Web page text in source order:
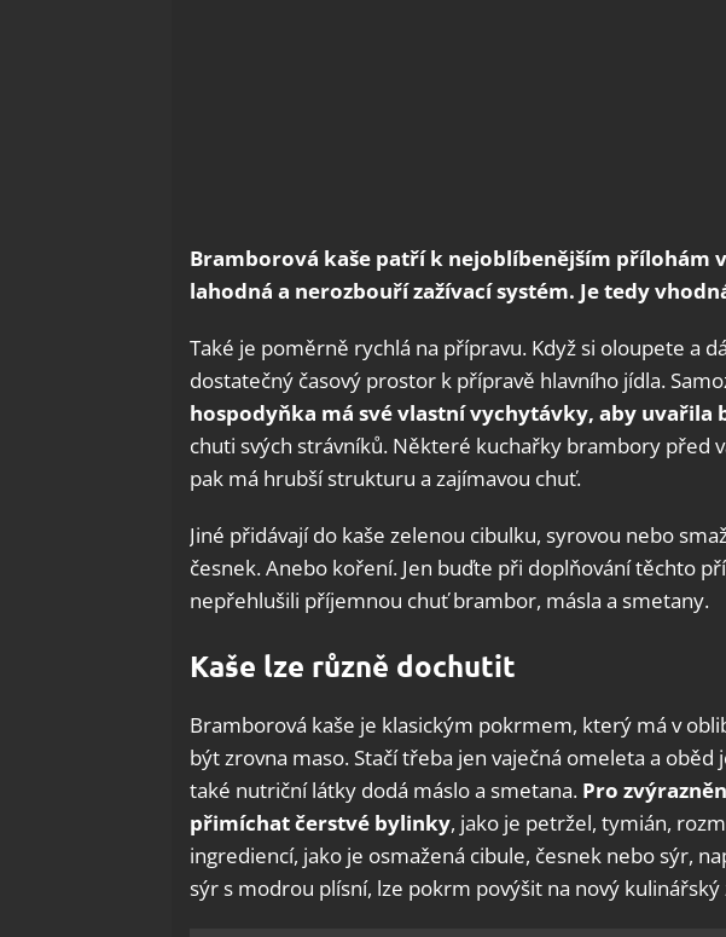
Bramborová kaše patří k nejoblíbenějším přílohám
lahodná a nerozbouří zažívací systém. Je tedy
Také je poměrně rychlá na přípravu. Když si oloupete a
dostatečný časový prostor k přípravě hlavního jídla.
hospodyňka má své vlastní vychytávky, aby uvařila
chuti svých strávníků. Některé kuchařky brambory před
pak má hrubší strukturu a zajímavou chuť.
Jiné přidávají do kaše zelenou cibulku, syrovou nebo
česnek. Anebo koření. Jen buďte při doplňování těchto
nepřehlušili příjemnou chuť brambor, másla a smetany.
Kaše lze různě dochutit
Bramborová kaše je klasickým pokrmem, který má v
být zrovna maso. Stačí třeba jen vaječná omeleta a oběd
také nutriční látky dodá máslo a smetana. Pro
přimíchat čerstvé bylinky, jako je petržel, tymián,
ingrediencí, jako je osmažená cibule, česnek nebo sýr,
sýr s modrou plísní, lze pokrm povýšit na nový kulinářský